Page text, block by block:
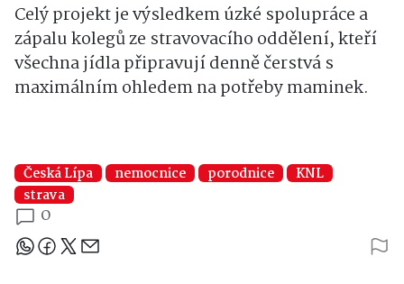
Celý projekt je výsledkem úzké spolupráce a
zápalu kolegů ze stravovacího oddělení, kteří
všechna jídla připravují denně čerstvá s
maximálním ohledem na potřeby maminek.
Česká Lípa nemocnice porodnice
KNL
strava
0
Sdílejte článek